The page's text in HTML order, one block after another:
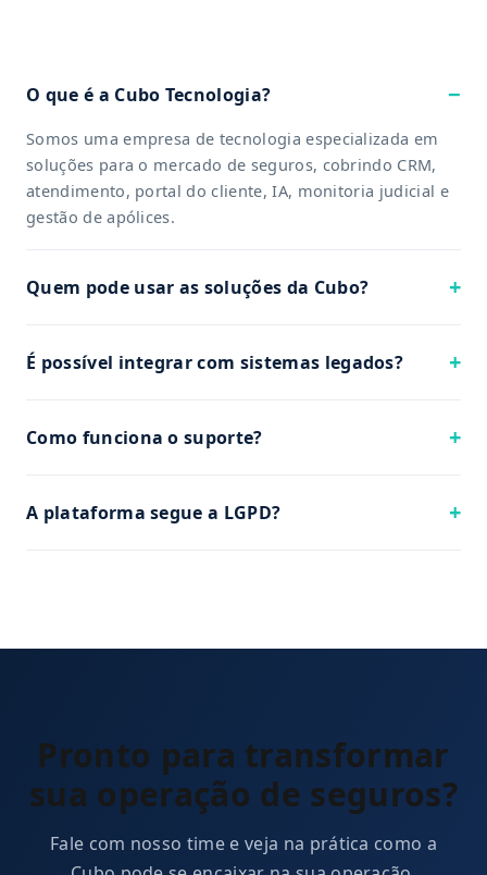
O que é a Cubo Tecnologia?
Somos uma empresa de tecnologia especializada em
soluções para o mercado de seguros, cobrindo CRM,
atendimento, portal do cliente, IA, monitoria judicial e
gestão de apólices.
Quem pode usar as soluções da Cubo?
É possível integrar com sistemas legados?
Como funciona o suporte?
A plataforma segue a LGPD?
Pronto para transformar
sua operação de seguros?
Fale com nosso time e veja na prática como a